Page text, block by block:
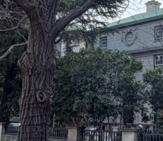
ング
樹木診断
土壌調査
ケミカル
根系試掘
移植適性